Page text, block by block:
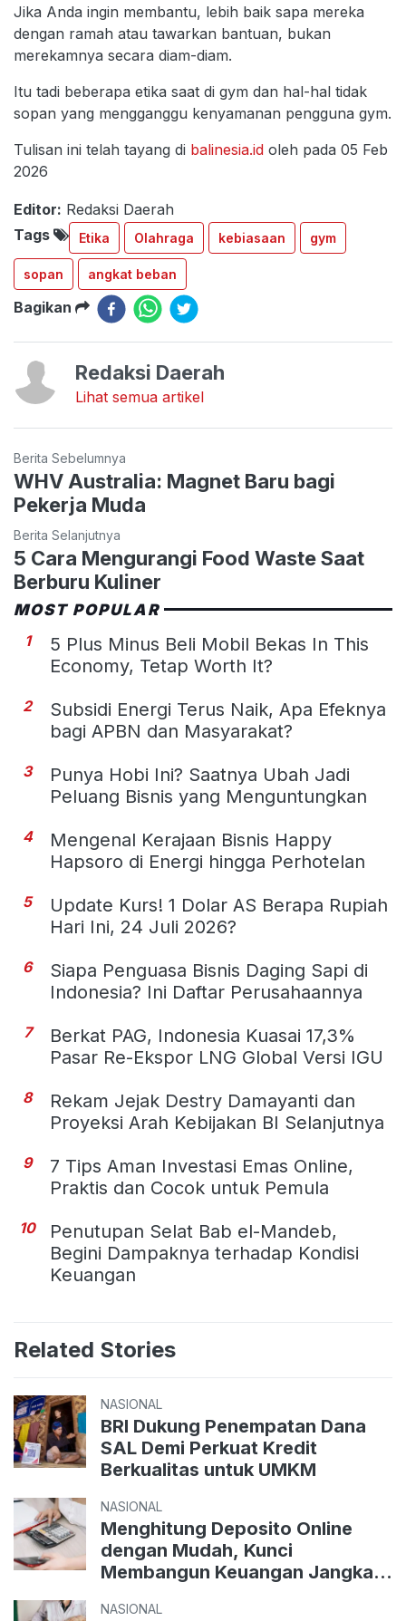
Jika Anda ingin membantu, lebih baik sapa mereka
dengan ramah atau tawarkan bantuan, bukan
merekamnya secara diam-diam.
Itu tadi beberapa etika saat di gym dan hal-hal tidak
sopan yang mengganggu kenyamanan pengguna gym.
Tulisan ini telah tayang di balinesia.id oleh pada 05 Feb
2026
Editor: Redaksi Daerah
Tags
Etika Olahraga kebiasaan gym
sopan angkat beban
Bagikan
Redaksi Daerah
Lihat semua artikel
Berita Sebelumnya
WHV Australia: Magnet Baru bagi
Pekerja Muda
Berita Selanjutnya
5 Cara Mengurangi Food Waste Saat
Berburu Kuliner
MOST POPULAR
1
5 Plus Minus Beli Mobil Bekas In This
Economy, Tetap Worth It?
2
Subsidi Energi Terus Naik, Apa Efeknya
bagi APBN dan Masyarakat?
3
Punya Hobi Ini? Saatnya Ubah Jadi
Peluang Bisnis yang Menguntungkan
4
Mengenal Kerajaan Bisnis Happy
Hapsoro di Energi hingga Perhotelan
5
Update Kurs! 1 Dolar AS Berapa Rupiah
Hari Ini, 24 Juli 2026?
6
Siapa Penguasa Bisnis Daging Sapi di
Indonesia? Ini Daftar Perusahaannya
7
Berkat PAG, Indonesia Kuasai 17,3%
Pasar Re-Ekspor LNG Global Versi IGU
8
Rekam Jejak Destry Damayanti dan
Proyeksi Arah Kebijakan BI Selanjutnya
9
7 Tips Aman Investasi Emas Online,
Praktis dan Cocok untuk Pemula
10
Penutupan Selat Bab el-Mandeb,
Begini Dampaknya terhadap Kondisi
Keuangan
Related Stories
NASIONAL
BRI Dukung Penempatan Dana
SAL Demi Perkuat Kredit
Berkualitas untuk UMKM
NASIONAL
Menghitung Deposito Online
dengan Mudah, Kunci
Membangun Keuangan Jangka
NASIONAL